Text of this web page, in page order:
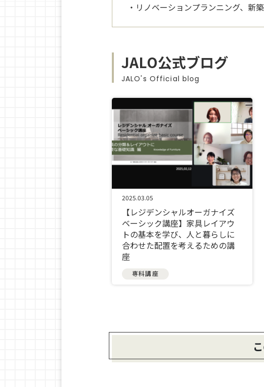
・リノベーションプランニング、新
JALO公式ブログ
JALO's Official blog
2025.03.05
【レジデンシャルオーガナイズ
ベーシック講座】家具レイアウ
トの基本を学び、人と暮らしに
合わせた配置を考えるための講
座
専科講座